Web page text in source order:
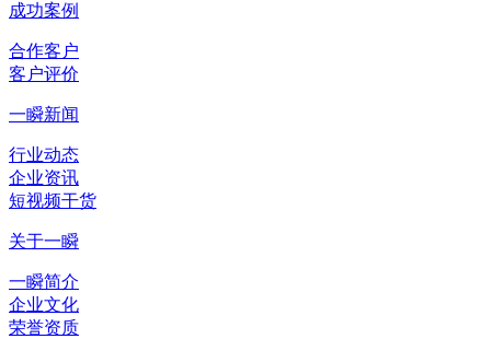
成功案例
合作客户
客户评价
一瞬新闻
行业动态
企业资讯
短视频干货
关于一瞬
一瞬简介
企业文化
荣誉资质